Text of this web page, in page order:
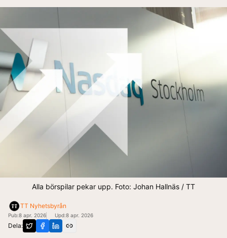
Alla börspilar pekar upp. Foto: Johan Hallnäs / TT
TT Nyhetsbyrån
Pub:8 apr. 2026 Upd:8 apr. 2026
Dela: